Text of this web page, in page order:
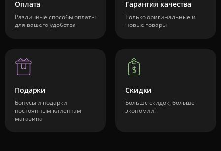
Оплата
Различные способы оплаты
для вашего удобства
Гарантия качества
Только оригинальные и
новые товары
Подарки
Бонусы и подарки
постоянным клиентам
магазина
Скидки
Больше скидок, больше
экономии!